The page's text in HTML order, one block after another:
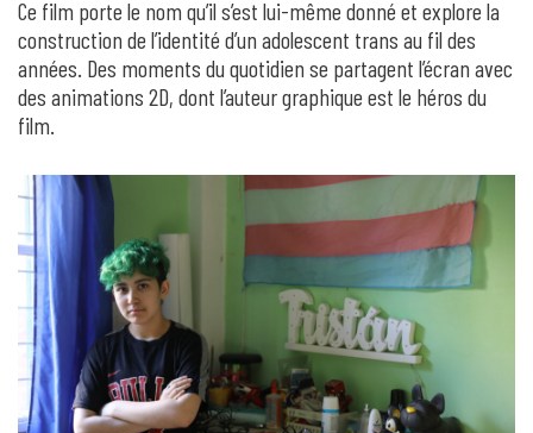
Ce film porte le nom qu’il s’est lui-même donné et explore la
construction de l’identité d’un adolescent trans au fil des
années. Des moments du quotidien se partagent l’écran avec
des animations 2D, dont l’auteur graphique est le héros du
film.